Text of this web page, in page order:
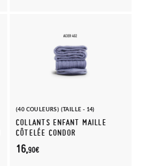
(40 COULEURS) (TAILLE - 14)
COLLANTS ENFANT MAILLE
CÔTELÉE CONDOR
16,90€